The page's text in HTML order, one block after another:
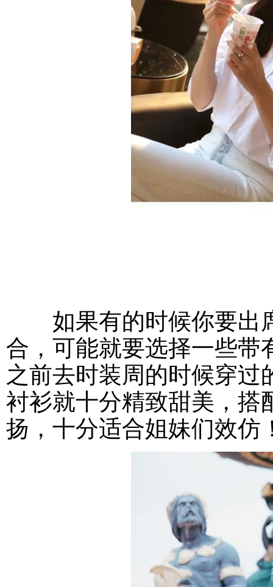
如果有的时候你要出
合，可能就要选择一些带
之前去时装周的时候穿
衬衫就十分精致甜美，搭
扬，十分适合姐妹们效仿